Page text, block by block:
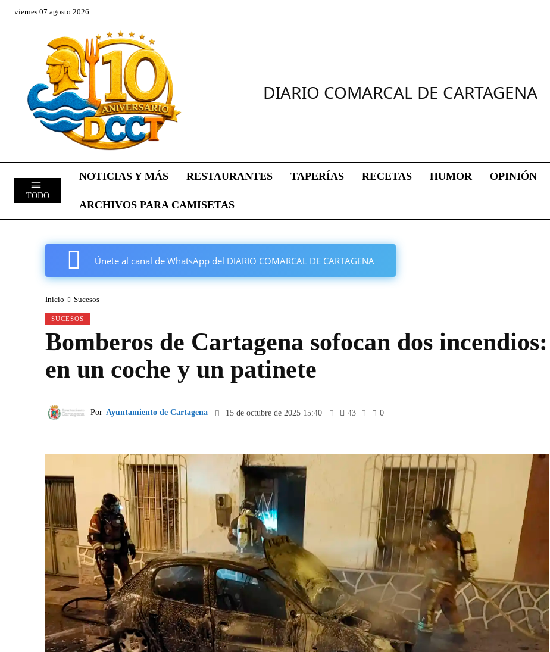
viernes 07 agosto 2026
DIARIO COMARCAL DE CARTAGENA
TODO
NOTICIAS Y MÁS RESTAURANTES TAPERÍAS RECETAS HUMOR OPINIÓN
ARCHIVOS PARA CAMISETAS
Únete al canal de WhatsApp del DIARIO COMARCAL DE CARTAGENA
Inicio Sucesos
SUCESOS
Bomberos de Cartagena sofocan dos incendios:
en un coche y un patinete
Por Ayuntamiento de Cartagena 15 de octubre de 2025 15:40 43 0